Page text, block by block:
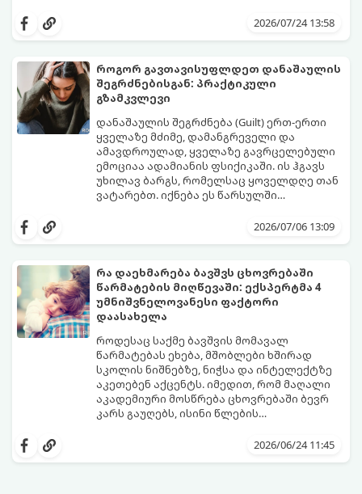
მოაცილოს და მოუთმენლად ელოდოს
წესი:
2026/07/24 13:58
როგორ გავთავისუფლდეთ დანაშაულის
შეგრძნებისგან: პრაქტიკული
გზამკვლევი
დანაშაულის შეგრძნება (Guilt) ერთ-ერთი
ყველაზე მძიმე, დამანგრეველი და
ამავდროულად, ყველაზე გავრცელებული
ემოციაა ადამიანის ფსიქიკაში. ის ჰგავს
უხილავ ბარგს, რომელსაც ყოველდღე თან
ვატარებთ. იქნება ეს წარსულში
ტკენა, ოჯახის წევრებისთვის
გადაჭარბებული მოთხოვნები
-დანაშაულის განცდა შიგნიდან ფიტავს
ადამიანს და ართმევს მას აწმყოთი
ტკბობის უნარს.
დანაშაულის გრძნობას აქვს თავისი
საკუთარი თუ საზოგადოებრივი მორალური
კოდექსი. თუმცა, როდესაც ეს ემოცია
ქრონიკულ ფორმას იღებს, ის ნევროზულ,
ტოქსიკურ სინდრომად იქცევა.
გთავაზობთ პრაქტიკულ, ფსიქოლოგიურ
გზამკვლევს, თუ როგორ დაამუშაოთ
წარსულის შეცდომები და
გათავისუფლდეთ ამ მძიმე ტვირთისგან:
2026/07/06 13:09
რა დაეხმარება ბავშვს ცხოვრებაში
წარმატების მიღწევაში: ექსპერტმა 4
უმნიშვნელოვანესი ფაქტორი
დაასახელა
როდესაც საქმე ბავშვის მომავალ
წარმატებას ეხება, მშობლები ხშირად
სკოლის ნიშნებზე, ნიჭსა და ინტელექტზე
აკეთებენ აქცენტს. იმედით, რომ მაღალი
აკადემიური მოსწრება ცხოვრებაში ბევრ
კარს გაუღებს, ისინი წლების
შედეგების გაუმჯობესებაზე. თუმცა,
თვითკონტროლი ადამიანს ეხმარება
2026/06/24 11:45